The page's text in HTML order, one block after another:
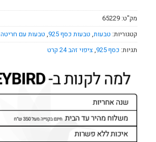
מק"ט:65229
קטגוריות: טבעות, טבעות כסף 925 , טבעות עם חריטה
תגיות: כסף 925 , ציפוי זהב 24 קרט